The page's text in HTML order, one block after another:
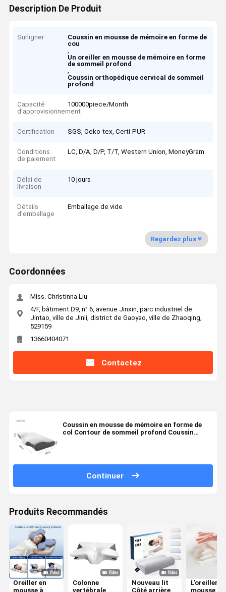
Description De Produit
Surligner
Coussin en mousse de mémoire en forme de
cou
,
Un oreiller en mousse de mémoire en forme
de sommeil profond
,
Coussin orthopédique cervical de sommeil
profond
Capacité
d'approvisionnement
100000piece/Month
Certification SGS, Oeko-tex, Certi-PUR
Conditions
de paiement
LC, D/A, D/P, T/T, Western Union, MoneyGram
Délai de
livraison
10 jours
Détails
d'emballage
Emballage de vide
Regardez plus
Coordonnées
Miss. Christinna Liu
4/F, bâtiment D9, n° 6, avenue Jinxin, parc industriel de
Jintao, ville de Jinli, district de Gaoyao, ville de Zhaoqing,
529159
13660404071
Contactez
Coussin en mousse de mémoire en forme de
col Contour de sommeil profond Coussin
Continuer
Produits Recommandés
Oreiller en
mousse à
Colonne
vertébrale
Nouveau lit
Côté arrière
L'oreiller
mousse de